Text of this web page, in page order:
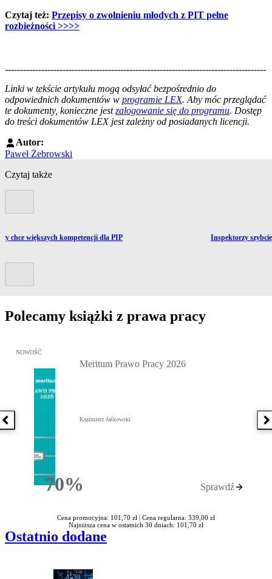
Czytaj też: Przepisy o zwolnieniu młodych z PIT pełne
rozbieżności >>>>
--------------------------------------------------------------------------------------
Linki w tekście artykułu mogą odsyłać bezpośrednio do
odpowiednich dokumentów w programie LEX. Aby móc przeglądać
te dokumenty, konieczne jestzalogowanie się do programu. Dostęp
do treści dokumentów LEX jest zależny od posiadanych licencji.
Autor:
Paweł Żebrowski
Czytaj także
chce większych kompetencji dla PIP Przejdź do
Inspektorzy
Polecamy książki z prawa pracy
Poprzednia książka
Przejdź do: Meritum Prawo Pracy 2026, Kazimierz Jaśkowski -
NOWOŚĆ
70%Rabatu
Meritum Prawo Pracy 2026
Kazimierz Jaśkowski
Sprawdź
Cena promocyjna: 101,70 zł | Cena regularna: 339,00 zł
Najniższa cena w ostatnich 30 dniach: 101,70 zł
Ostatnio dodane